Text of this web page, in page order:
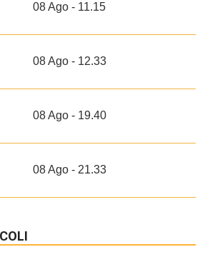
08 Ago - 11.15
08 Ago - 12.33
08 Ago - 19.40
08 Ago - 21.33